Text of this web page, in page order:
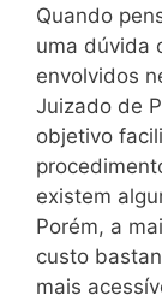
Quando
uma dúvida
envolvidos
Juizado de
objetivo
existem
Porém, a
custo
mais